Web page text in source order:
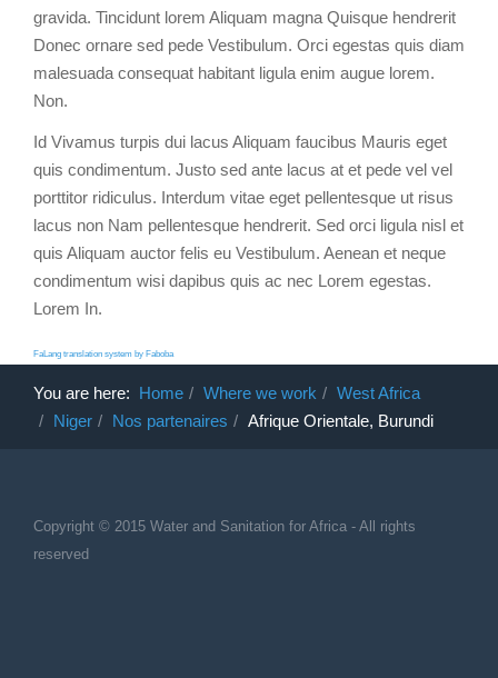
gravida. Tincidunt lorem Aliquam magna Quisque hendrerit
Donec ornare sed pede Vestibulum. Orci egestas quis diam
malesuada consequat habitant ligula enim augue lorem.
Non.
Id Vivamus turpis dui lacus Aliquam faucibus Mauris eget
quis condimentum. Justo sed ante lacus at et pede vel vel
porttitor ridiculus. Interdum vitae eget pellentesque ut risus
lacus non Nam pellentesque hendrerit. Sed orci ligula nisl et
quis Aliquam auctor felis eu Vestibulum. Aenean et neque
condimentum wisi dapibus quis ac nec Lorem egestas.
Lorem In.
FaLang translation system by Faboba
You are here: Home Where we work
West Africa
Niger
Nos partenaires Afrique Orientale, Burundi
Copyright © 2015 Water and Sanitation for Africa - All rights
reserved